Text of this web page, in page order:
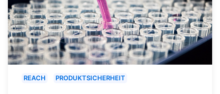
REACH PRODUKTSICHERHEIT